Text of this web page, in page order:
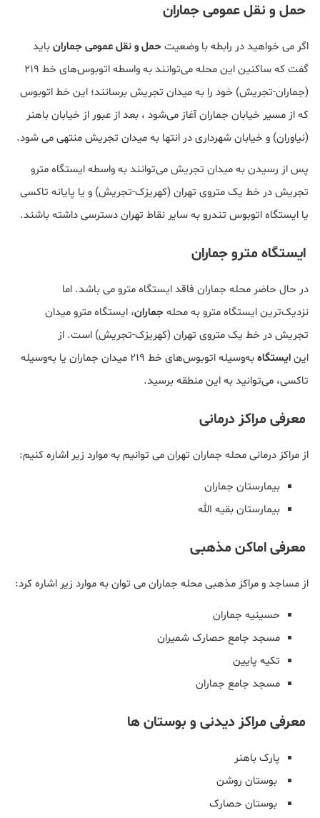
حمل و نقل عمومی جماران
اگر می خواهید در رابطه با وضعیتحمل و نقل عمومی جمارانباید
گفت که ساکنین این محله می‌توانند به واسطه اتوبوس‌های خط ۲۱۹
(جماران-تجریش) خود را به میدان تجریش برسانند؛ این خط اتوبوس
که از مسیر خیابان جماران آغاز می‌شود ، بعد از عبور از خیابان باهنر
(نیاوران) و خیابان شهرداری در انتها به میدان تجریش منتهی می شود.
پس از رسیدن به میدان تجریش می‌توانند به واسطه ایستگاه مترو
تجریش در خط یک متروی تهران (کهریزک-تجریش) و یا پایانه‌ تاکسی
یا ایستگاه اتوبوس تندرو به سایر نقاط تهران دسترسی داشته باشند.
ایستگاه مترو جماران
در حال حاضر محله جماران فاقد ایستگاه مترو می باشد. اما
نزدیک‌ترین ایستگاه مترو به محلهجماران، ایستگاه مترو میدان
تجریش در خط یک متروی تهران (کهریزک-تجریش) است. از
اینایستگاه
به‌وسیله اتوبوس‌های خط ۲۱۹ میدان جماران یا به‌وسیله
تاکسی، می‌توانید به این منطقه برسید.
معرفی مراکز درمانی
از مراکز درمانی محله جماران تهران می توانیم به موارد زیر اشاره کنیم:
بیمارستان جماران
بیمارستان بقیه الله
معرفی اماکن مذهبی
از مساجد و مراکز مذهبی محله جماران می توان به موارد زیر اشاره کرد:
حسینیه جماران
مسجد جامع حصارک شمیران
تکیه پایین
مسجد جامع جماران
معرفی مراکز دیدنی و بوستان ها
پارک باهنر
بوستان روشن
بوستان حصارک